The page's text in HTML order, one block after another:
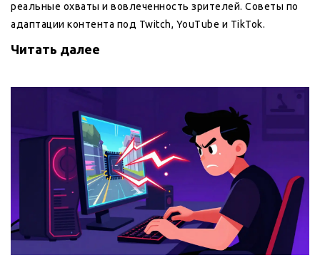
реальные охваты и вовлеченность зрителей. Советы по
адаптации контента под Twitch, YouTube и TikTok.
Читать далее